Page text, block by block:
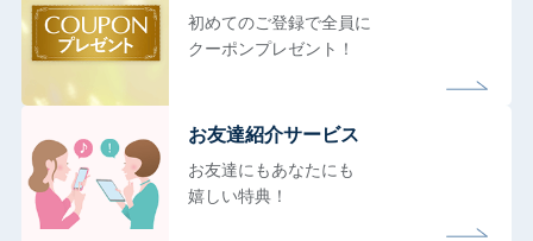
初めてのご登録で全員に
クーポンプレゼント！
お友達紹介サービス
お友達にもあなたにも
嬉しい特典！